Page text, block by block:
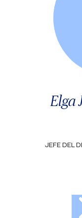
Elga
JEFE DEL